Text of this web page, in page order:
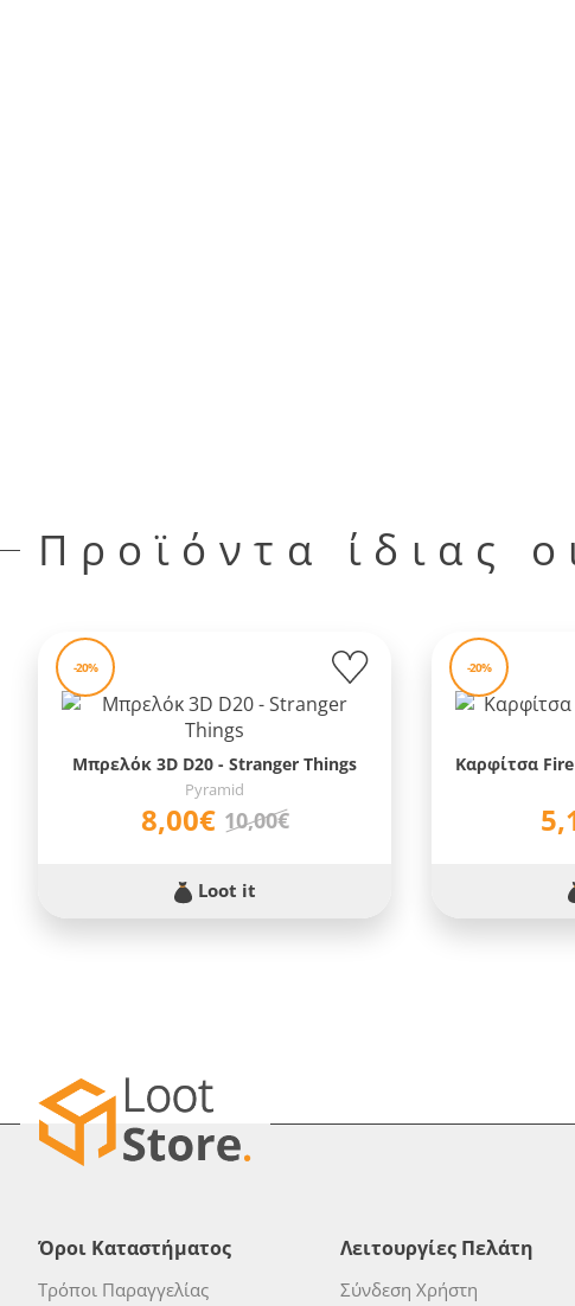
Προϊόντα ίδιας
-20%
Μπρελόκ 3D D20 - Stranger Things
Pyramid
8,00€ 10,00€
Loot it
-20%
Καρφίτσα
Όροι Καταστήματος
Τρόποι Παραγγελίας
Λειτουργίες Πελάτη
Σύνδεση Χρήστη